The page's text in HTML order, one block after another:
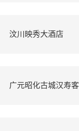
汶川映秀大酒店
广元昭化古城汉寿